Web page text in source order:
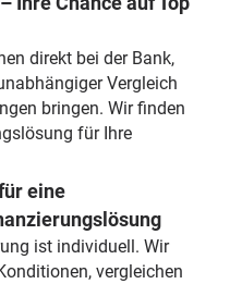
direkt bei der Bank,
Vergleich
bringen. Wir finden
für Ihre
eine
ist individuell. Wir
vergleichen